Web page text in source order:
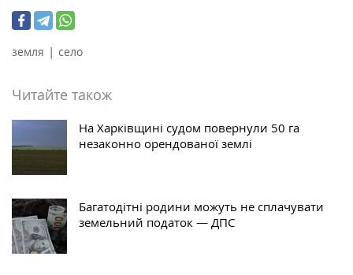
земля | село
Читайте також
На Харківщині судом повернули 50 га
незаконно орендованої землі
Багатодітні родини можуть не сплачувати
земельний податок — ДПС